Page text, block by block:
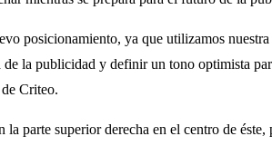
posicionamiento, ya que utilizamos
la publicidad y definir un tono optimista
Criteo.
parte superior derecha en el centro de éste,